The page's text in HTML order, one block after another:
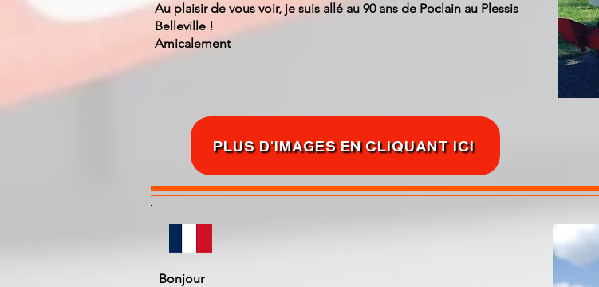
Au plaisir de vous voir, je suis allé au 90 ans de Poclain au Plessis
Belleville !
Amicalement
PLUS D'IMAGES EN CLIQUANT ICI
Bonjour